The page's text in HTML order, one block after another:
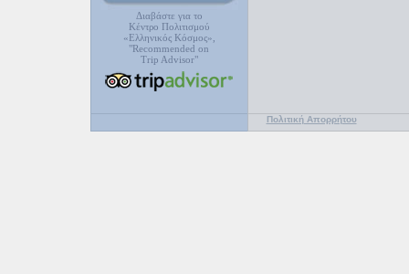
Διαβάστε για το
Κέντρο Πολιτισμού
«Ελληνικός Κόσμος»,
"Recommended on
Trip Advisor"
Πολιτική Απορρήτου